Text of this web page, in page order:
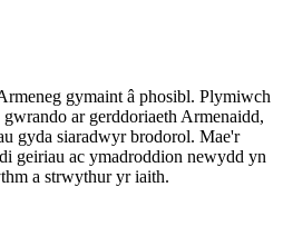
gymaint â phosibl. Plymiwch
ar gerddoriaeth Armenaidd,
gyda siaradwyr brodorol. Mae'r
geiriau ac ymadroddion newydd yn
a strwythur yr iaith.